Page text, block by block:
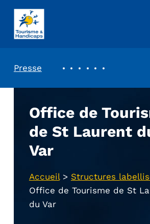
ASSOCIATION TOURISME ET HANDICAPS
Presse
Office de
de St Laurent
Var
Accueil> Structures
Office de Tourisme de St
du Var